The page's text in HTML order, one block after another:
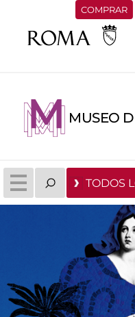
COMPRAR
MUSEO
TODOS